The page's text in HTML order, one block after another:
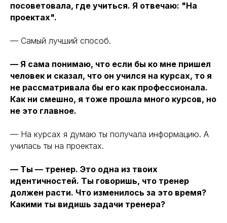
посоветовала, где учиться. Я отвечаю: "На
проектах".
— Самый лучший способ.
— Я сама понимаю, что если бы ко мне пришел
человек и сказал, что он учился на курсах, то я
не рассматривала бы его как профессионала.
Как ни смешно, я тоже прошла много курсов, но
не это главное.
— На курсах я думаю ты получала информацию. А
училась ты на проектах.
— Ты — тренер. Это одна из твоих
идентичностей. Ты говоришь, что тренер
должен расти. Что изменилось за это время?
Какими ты видишь задачи тренера?